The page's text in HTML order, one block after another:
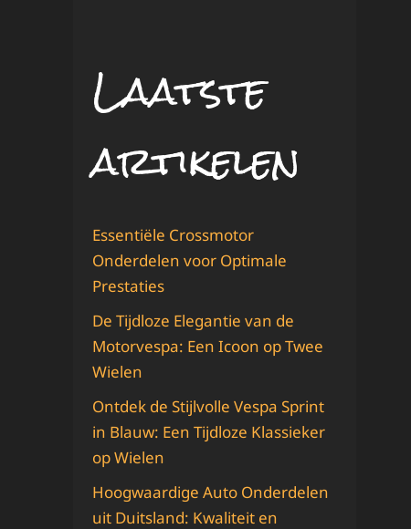
Laatste
artikelen
Essentiële Crossmotor
Onderdelen voor Optimale
Prestaties
De Tijdloze Elegantie van de
Motorvespa: Een Icoon op Twee
Wielen
Ontdek de Stijlvolle Vespa Sprint
in Blauw: Een Tijdloze Klassieker
op Wielen
Hoogwaardige Auto Onderdelen
uit Duitsland: Kwaliteit en